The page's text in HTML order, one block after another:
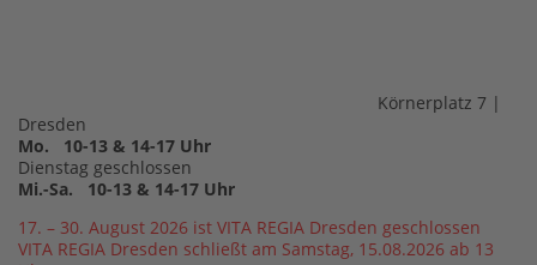
Körnerplatz 7 |
Dresden
Mo. 10-13 & 14-17 Uhr
Dienstag geschlossen
Mi.-Sa. 10-13 & 14-17 Uhr
17. – 30. August 2026 ist VITA REGIA Dresden geschlossen
VITA REGIA Dresden schließt am Samstag, 15.08.2026 ab 13